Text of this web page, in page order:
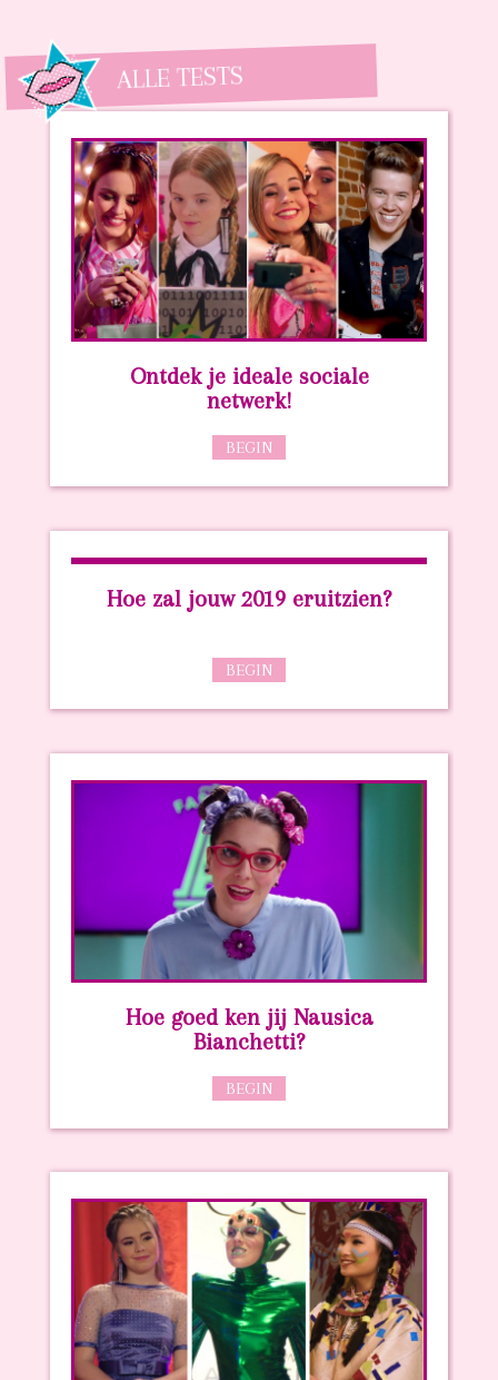
ALLE TESTS
Ontdek je ideale sociale
netwerk!
BEGIN
Hoe zal jouw 2019 eruitzien?
BEGIN
Hoe goed ken jij Nausica
Bianchetti?
BEGIN